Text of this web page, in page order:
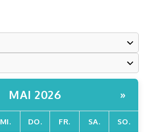
MAI 2026 »
MI. DO. FR. SA. SO.